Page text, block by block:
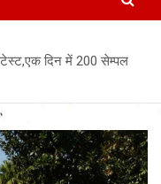
News in
टेस्ट,एक दिन में 200 सेम्पल